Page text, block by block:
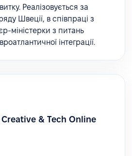
Реалізовується за
Швеції, в співпраці з
міністерки з питань
інтеграції.
& Tech Online